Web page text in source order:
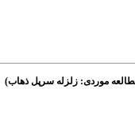
موردی: زلزله سرپل ذهاب)